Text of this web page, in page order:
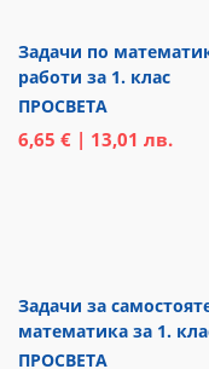
Задачи по
работи за 1. клас
ПРОСВЕТА
6,65 € | 13,01 лв.
Задачи за
математика за 1.
ПРОСВЕТА